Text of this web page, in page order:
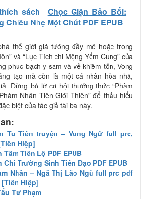
sách
Chọc Giận Bảo Bối:
Chiều Nhẹ Một Chút PDF EPUB
thế giới giả tưởng đầy mê hoặc trong
và “Lục Tích chi Mộng Yểm Cung” của
phục bạch y sam và vẻ khiêm tốn, Vong
tạo mà còn là một cá nhân hòa nhã,
Đừng bỏ lỡ cơ hội thưởng thức “Phàm
Nhân Tiên Giới Thiên” để thấu hiểu
biệt của tác giả tài ba này.
Tu Tiên truyện – Vong Ngữ full prc,
Hiệp]
Tầm Tiên Lộ PDF EPUB
Chi Trường Sinh Tiên Đạo PDF EPUB
Nhân – Ngã Thị Lão Ngũ full prc pdf
Hiệp]
Tư Phạm